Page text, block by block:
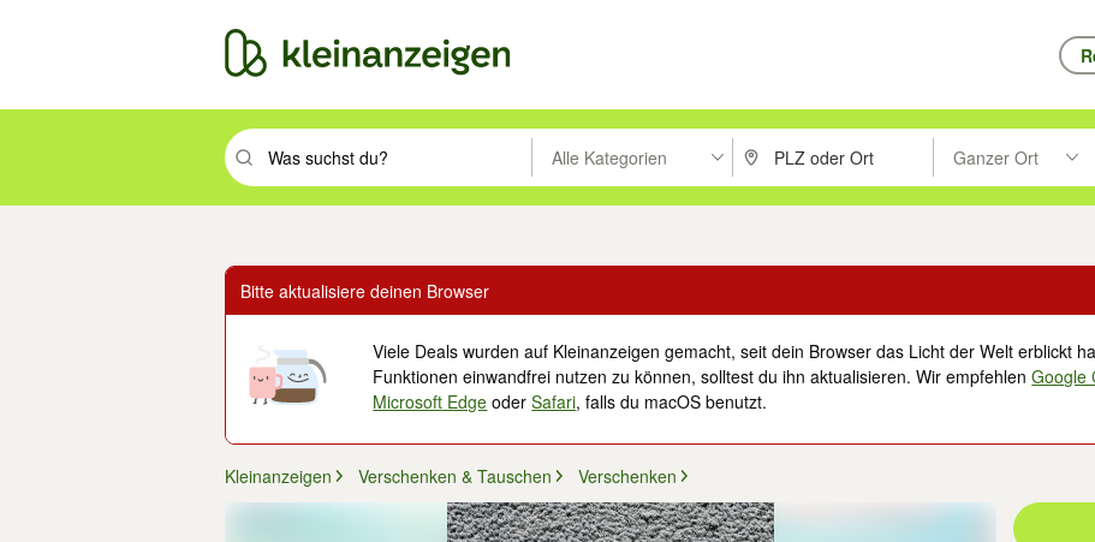
Suchbegriff eingeben. Eingabetaste drücken um zu suchen, oder Vorschläge mit den Pfeiltasten nach oben/unten
Alle Kategorien PLZ oder Ort eingeben. Eingabetaste
Ganzer Ort
Suche im Umkreis
Bitte aktualisiere deinen Browser
Viele Deals wurden auf Kleinanzeigen gemacht, seit dein Browser das Licht der Welt erblickt
Funktionen einwandfrei nutzen zu können, solltest du ihn aktualisieren. Wir empfehlenGoogle
Microsoft Edge oderSafari, falls du macOS benutzt.
Kleinanzeigen Verschenken & Tauschen Verschenken